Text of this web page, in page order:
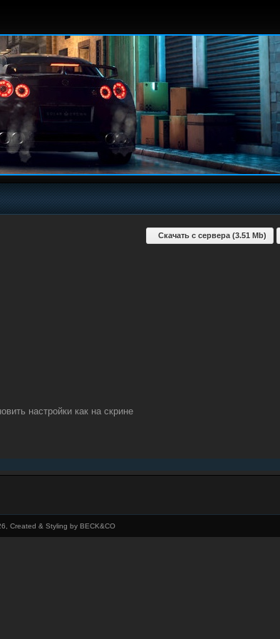
Скачать с сервера (3.51 Mb)
настройки как на скрине
Created & Styling by BECK&CO